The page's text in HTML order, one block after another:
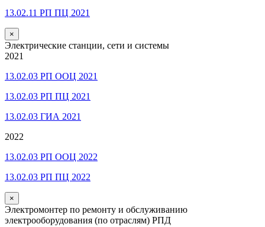
13.02.11 РП ПЦ 2021
×
Электрические станции, сети и системы
2021
13.02.03 РП ООЦ 2021
13.02.03 РП ПЦ 2021
13.02.03 ГИА 2021
2022
13.02.03 РП ООЦ 2022
13.02.03 РП ПЦ 2022
×
Электромонтер по ремонту и обслуживанию
электрооборудования (по отраслям) РПД